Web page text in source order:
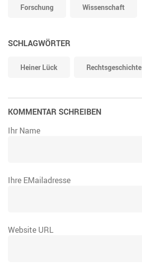
Forschung Wissenschaft
SCHLAGWÖRTER
Heiner Lück Rechtsgeschichte
KOMMENTAR SCHREIBEN
Ihr Name
Ihre EMailadresse
Website URL